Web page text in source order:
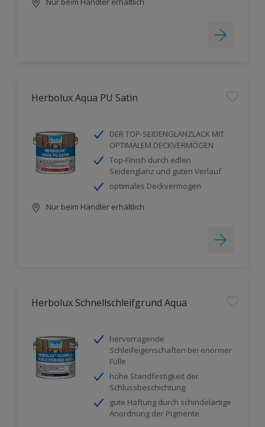
Herbolux Aqua PU Satin
DER TOP-SEIDENGLANZLACK MIT
OPTIMALEM DECKVERMÖGEN
Top-Finish durch edlen
Seidenglanz und guten Verlauf
optimales Deckvermögen
Nur beim Händler erhältlich
Herbolux Schnellschleifgrund Aqua
hervorragende
Schleifeigenschaften bei enormer
Fülle
hohe Standfestigkeit der
Schlussbeschichtung
gute Haftung durch schindelartige
Anordnung der Pigmente